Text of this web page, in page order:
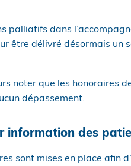
palliatifs dans
être délivré désormais un
noter que les honoraires
dépassement.
information des
sont mises en place afin